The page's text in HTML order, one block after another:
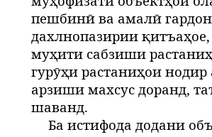
пешбинӣ ва амалӣ
дахлнопазирии
муҳити сабзиши
гурӯҳи растаниҳои
арзиши махсус доранд,
шаванд.
Ба истифода додани